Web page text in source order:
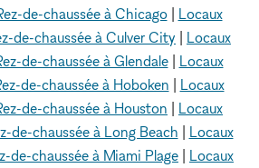
de-chaussée à Chicago| Locaux
de-chaussée à Culver City | Locaux
de-chaussée à Glendale| Locaux
de-chaussée à Hoboken | Locaux
de-chaussée à Houston | Locaux
de-chaussée à Long Beach | Locaux
de-chaussée à Miami Plage | Locaux